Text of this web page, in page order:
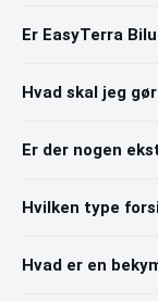
Er EasyTerra
Hvad skal jeg
Er der nogen
Hvilken type
Hvad er en